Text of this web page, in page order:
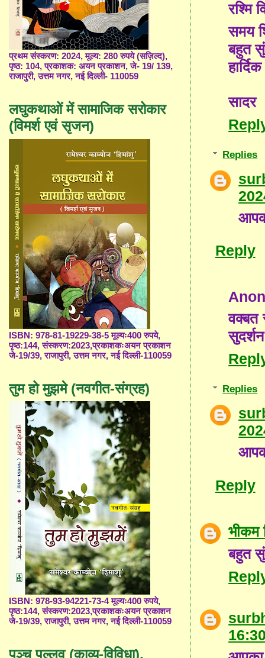
रश्मि
समय
बहुत
सादर
Replies
Reply
वक्बत
Replies
Reply
भीकम
बहुत
प्रथम संस्करण: 2024, मूल्य: 280 रुपये (सज़िल्द),
पृष्ठ: 104, प्रकाशक: अयन प्रकाशन, जे- 19/ 139,
राजापुरी, उत्तम नगर, नई दिल्ली- 110059
लघुकथाओं में सामाजिक सरोकार
(विमर्श एवं सृजन)
ISBN: 978-81-19229-38-5 मूल्यः400 रुपये,
पृष्ठ:144, संस्करण:2023,प्रकाशकःअयन प्रकाशन
जे-19/39, राजापुरी, उत्तम नगर, नई दिल्ली-110059
तुम हो मुझमे (नवगीत-संग्रह)
ISBN: 978-93-94221-73-4 मूल्यः400 रुपये,
पृष्ठ:144, संस्करण:2023,प्रकाशकःअयन प्रकाशन
जे-19/39, राजापुरी, उत्तम नगर, नई दिल्ली-110059
पञ्च पल्लव (काव्य-विविधा),